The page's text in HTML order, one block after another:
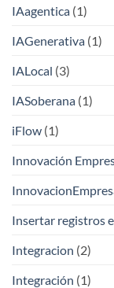
IAagentica (1)
IAGenerativa (1)
IALocal (3)
IASoberana (1)
iFlow (1)
Innovación
Insertar registros
Integracion (2)
Integración (1)